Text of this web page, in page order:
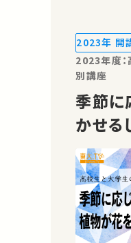
ファカルテ
とを学ぶ
2023年 開
2023年度
別講座
季節に
かせる